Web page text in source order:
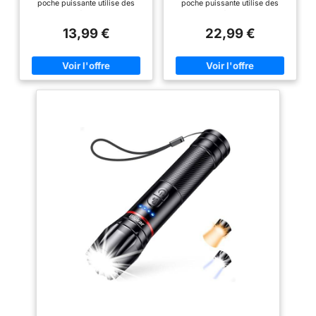
poche puissante utilise des
produisant un faisceau uniforme
à une plage d'éclairage plus
large et à un éclairage longue
distance. Il peut facilement
éclairer une pièce entière ou
Haut-Moyen-Bas-Stroboscope-
SOS. Appuyez et maintenez
pendant 3 secondes dans
modes. La conception zoomable
vous permet d'ajuster la
distance focale pour élargir ou
réduire le faisceau selon vos
besoins. 【USB C
Rechargeable & L'indicateur de
Batterie】La batterie intégrée de
1800 mAh offre jusqu'à 17
13,99 €
poche puissante utilise des
produisant un faisceau uniforme
à une plage d'éclairage plus
large et à un éclairage longue
distance. Il peut facilement
éclairer une pièce entière ou
Modes de contrôle à un bouton:
Haut-Moyen-Bas-Stroboscope-
SOS. Appuyez et maintenez
pendant 3 secondes dans
n'importe quel mode pour
éteindre les lumières, pas
besoin de faire défiler les
modes. La conception zoomable
distance focale pour élargir ou
réduire le faisceau selon vos
besoins. 【USB C
Rechargeable & L'indicateur de
Batterie】La batterie intégrée de
1800 mAh offre jusqu'à 17
22,99 €